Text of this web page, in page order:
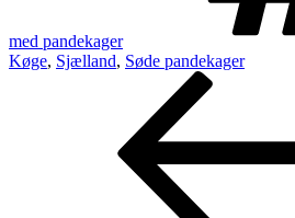
med pandekager
Køge, Sjælland, Søde pandekager
Indlægsnavigation